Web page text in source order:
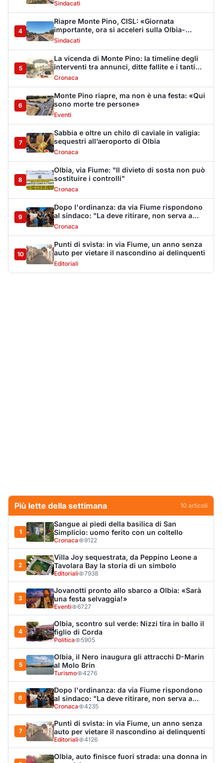
Cronaca
8
Olbia, via Fiume: "Il divieto di sosta non può
sostituire i controlli"
Cronaca
9
Dopo l'ordinanza: da via Fiume rispondono
al sindaco: "La deve ritirare, non serva a
nulla"
Cronaca
10
Punti di svista: in via Fiume, un anno senza
auto per vietare il nascondino ai delinquenti
Editoriali
5
Olbia, il Nero inaugura gli attracchi D-Marin
al Molo Brin
Turismo 4276
6
Dopo l'ordinanza: da via Fiume rispondono
al sindaco: "La deve ritirare, non serva a
nulla"
Cronaca 4235
7
Punti di svista: in via Fiume, un anno senza
auto per vietare il nascondino ai delinquenti
Editoriali 4126
8
Olbia, auto finisce fuori strada: una donna in
ospedale
Cronaca 3978
9
Van fuori controllo finisce oltre le protezioni
stradali
Cronaca 3328
10
Salmo mostra la cicatrice sul volto: “Il
tumore è tornato”
Spettacolo 3254